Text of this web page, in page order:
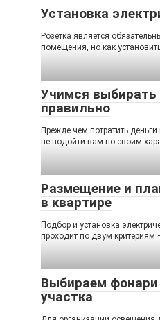
Установка
Розетка является
помещения, но как
Учимся выбирать
правильно
Прежде чем потратить
не подойти вам по своим
Размещение и
в квартире
Подбор и установка
проходит по двум критериям
Выбираем
участка